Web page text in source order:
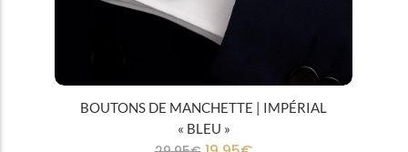
BOUTONS DE MANCHETTE | IMPÉRIAL
« BLEU »